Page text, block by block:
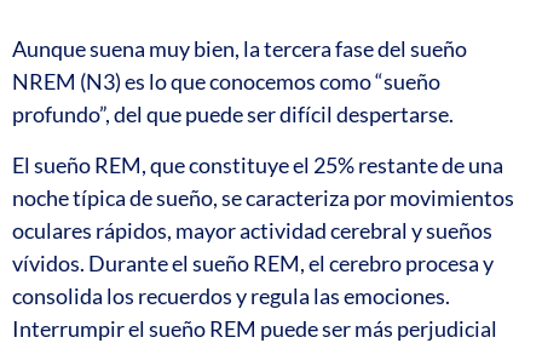
Aunque suena muy bien, la tercera fase del sueño
NREM (N3) es lo que conocemos como “sueño
profundo”, del que puede ser difícil despertarse.
El sueño REM, que constituye el 25% restante de una
noche típica de sueño, se caracteriza por movimientos
oculares rápidos, mayor actividad cerebral y sueños
vívidos. Durante el sueño REM, el cerebro procesa y
consolida los recuerdos y regula las emociones.
Interrumpir el sueño REM puede ser más perjudicial